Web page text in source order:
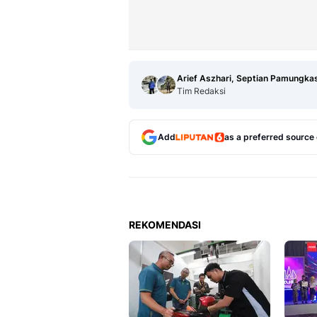
Arief Aszhari, Septian
Tim Redaksi
Add as a preferred source
REKOMENDASI